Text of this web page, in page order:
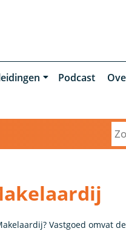
Podcast
Vastgoed omvat